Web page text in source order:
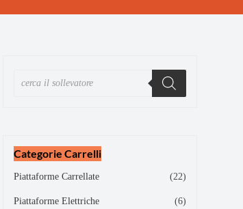
Categorie Carrelli
Piattaforme Carrellate (22)
Piattaforme Elettriche (6)